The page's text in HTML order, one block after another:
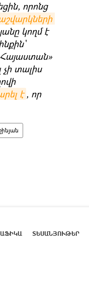
որոնց
կողմ է
Հայաստան»
չի տալիս
է , որ
ՏԵՍԱՆՅՈՒԹԵՐ